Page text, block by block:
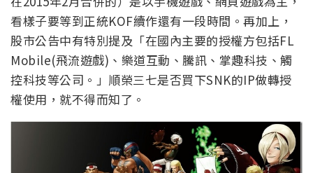
看樣子要等到正統KOF續作還有一段時間。再加上，
股市公告中有特別提及「在國內主要的授權方包括FL
Mobile(飛流遊戲)、樂道互動、騰訊、掌趣科技、觸
控科技等公司。」順榮三七是否買下SNK的IP做轉授
權使用，就不得而知了。